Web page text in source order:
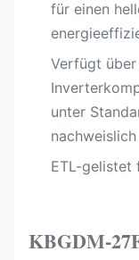
für einen
Verfügt
unter
ETL-gelistet
KBGDM-